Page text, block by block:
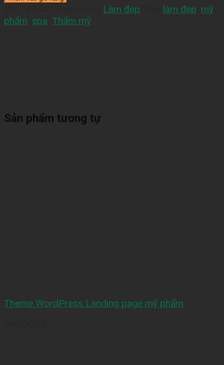
Làm đẹp làm đẹp mỹ
phẩm spa Thẩm mỹ
Sản phẩm tương tự
Theme WordPress Landing page mỹ phẩm